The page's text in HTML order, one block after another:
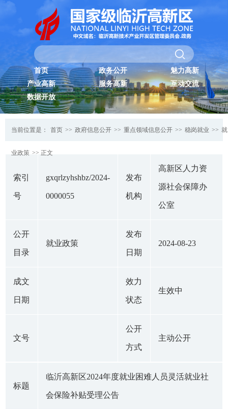
首页 政务公开
魅力高新
产业高新
服务高新
互动交流
数据开放
当前位置是： 首页 >> 政府信息公开 >> 重点领域信息公开 >> 稳岗就业 >> 就
业政策 >> 正文
索引
号
gxqrlzyhshbz/2024-
0000055
发布
机构
高新区人力资
源社会保障办
公室
公开
目录
就业政策
发布
日期
2024-08-23
成文
日期
效力
状态
生效中
文号
公开
方式
主动公开
标题
临沂高新区2024年度就业困难人员灵活就业社
会保险补贴受理公告